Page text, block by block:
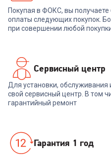
В корзину
Покупая в ФОКС, вы получаете
оплаты следующих покупок.
при совершении любой
Сервисный центр
Для установки, обслуживания
свой сервисный центр. В том
гарантийный ремонт
Гарантия 1 год